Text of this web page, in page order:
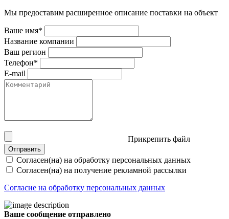
Мы предоставим расширенное описание поставки на объект
Ваше имя*
Название компании
Ваш регион
Телефон*
E-mail
Прикрепить файл
Отправить
Согласен(на) на обработку персональных данных
Согласен(на) на получение рекламной рассылки
Согласие на обработку персональных данных
Ваше сообщение отправлено